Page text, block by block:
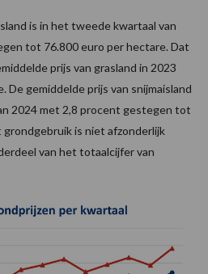
is in het tweede kwartaal van
tot 76.800 euro per hectare. Dat
prijs van grasland in 2023
De gemiddelde prijs van snijmaisland
2024 met 2,8 procent gestegen tot
grondgebruik is niet afzonderlijk
van het totaalcijfer van